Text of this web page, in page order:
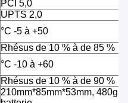
PCI 5,0
UPTS 2,0
°C -5 à +50
Rhésus de 10 % à de 85 %
°C -10 à +60
Rhésus de 10 % à de 90 %
210mm*85mm*53mm, 480g